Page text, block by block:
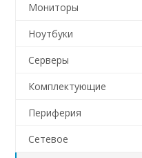
Мониторы
Ноутбуки
Серверы
Комплектующие
Периферия
Сетевое